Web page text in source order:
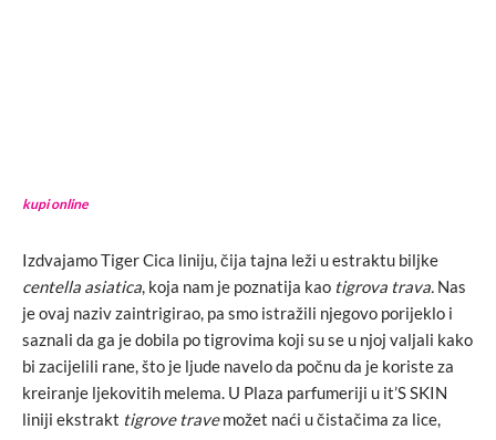
kupi online
Izdvajamo Tiger Cica liniju, čija tajna leži u estraktu biljke
centella asiatica, koja nam je poznatija kao tigrova trava. Nas
je ovaj naziv zaintrigirao, pa smo istražili njegovo porijeklo i
saznali da ga je dobila po tigrovima koji su se u njoj valjali kako
bi zacijelili rane, što je ljude navelo da počnu da je koriste za
kreiranje ljekovitih melema. U Plaza parfumeriji u it’S SKIN
liniji ekstrakt tigrove travemožet naći u čistačima za lice,